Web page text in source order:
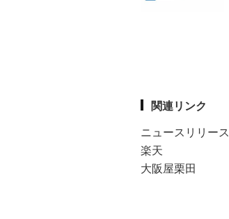
関連リンク
ニュースリリース
楽天
大阪屋栗田